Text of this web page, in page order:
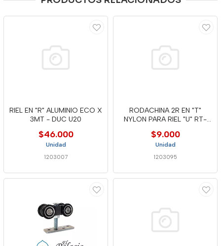
RIEL EN "R" ALUMINIO ECO X
3MT - DUC U20
$46.000
Unidad
1203007
RODACHINA 2R EN "T"
NYLON PARA RIEL "U" RT-
$9.000
Unidad
1203095